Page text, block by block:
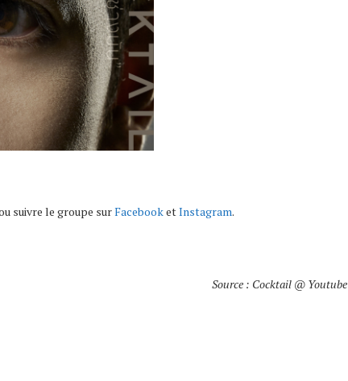
suivre le groupe surFacebooketInstagram.
Source : Cocktail @ Youtube